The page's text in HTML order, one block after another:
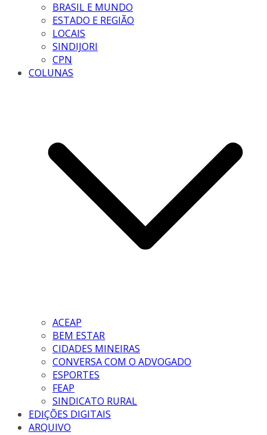
BRASIL E MUNDO
ESTADO E REGIÃO
LOCAIS
SINDIJORI
CPN
COLUNAS
ACEAP
BEM ESTAR
CIDADES MINEIRAS
CONVERSA COM O ADVOGADO
ESPORTES
FEAP
SINDICATO RURAL
EDIÇÕES DIGITAIS
ARQUIVO